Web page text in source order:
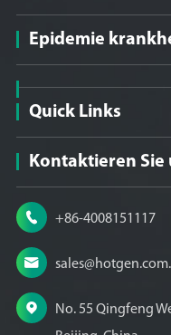
Epidemie
Quick Links
Kontaktieren Sie
 +86-4008151117


No. 55 Qingfeng